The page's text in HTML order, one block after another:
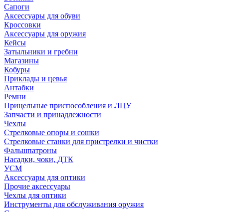
Сапоги
Аксессуары для обуви
Кроссовки
Аксессуары для оружия
Кейсы
Затыльники и гребни
Магазины
Кобуры
Приклады и цевья
Антабки
Ремни
Прицельные приспособления и ЛЦУ
Запчасти и принадлежности
Чехлы
Стрелковые опоры и сошки
Стрелковые станки для пристрелки и чистки
Фальшпатроны
Насадки, чоки, ДТК
УСМ
Аксессуары для оптики
Прочие аксессуары
Чехлы для оптики
Инструменты для обслуживания оружия